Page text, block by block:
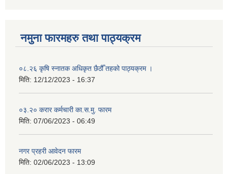
नमुना फारमहरु तथा पाठ्यक्रम
०८.२६ कृषि स्‍नातक अधिकृत छैठौँ तहको पाठ्यक्रम ।
मिति: 12/12/2023 - 16:37
०३.२० करार कर्मचारी का.स.मु. फारम
मिति: 07/06/2023 - 06:49
नगर प्रहरी आवेदन फारम
मिति: 02/06/2023 - 13:09